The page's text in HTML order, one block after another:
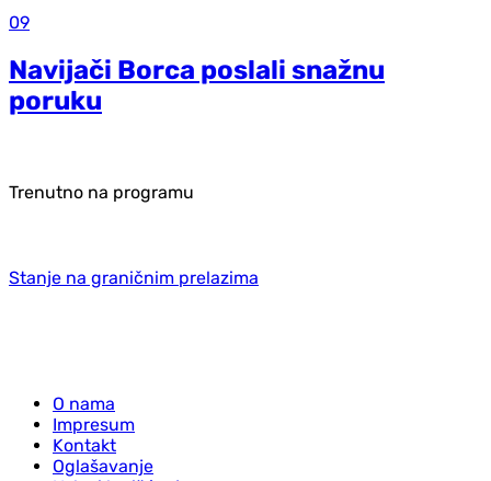
09
Navijači Borca poslali snažnu
poruku
Trenutno na programu
Stanje na graničnim prelazima
O nama
Impresum
Kontakt
Oglašavanje